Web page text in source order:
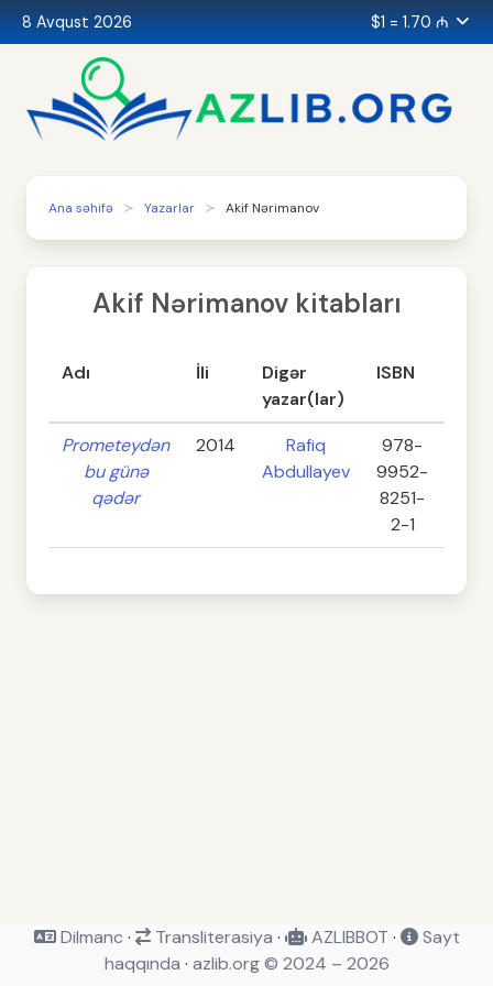
8 Avqust 2026 $1 = 1.70 ₼
Ana səhifə Yazarlar Akif Nərimanov
Akif Nərimanov kitabları
Adı İli
Digər
yazar(lar)
ISBN
Prometeydən
bu günə
qədər
2014
Rafiq
Abdullayev
978-
9952-
8251-
2-1
Dilmanc · Transliterasiya · AZLIBBOT ·
Sayt
haqqında · azlib.org © 2024 – 2026